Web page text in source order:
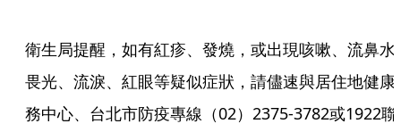
衛生局提醒，如有紅疹、發燒，或出現咳嗽、流鼻水
畏光、流淚、紅眼等疑似症狀，請儘速與居住地健康
務中心、台北市防疫專線（02）2375-3782或1922聯